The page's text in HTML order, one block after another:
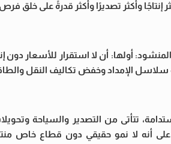
وأكثر تصديرًا وأكثر قدرةً على خلق
أولها: أن لا استقرار للأسعار دون
سلاسل الإمداد وخفض تكاليف النقل
تتأتى من التصدير والسياحة
أنه لا نمو حقيقي دون قطاع خاص